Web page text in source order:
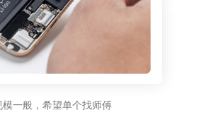
模一般，希望单个找师傅